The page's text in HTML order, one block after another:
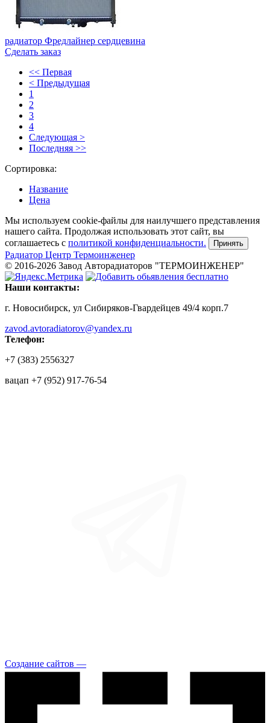
радиатор Фредлайнер сердцевина
Сделать заказ
<< Первая
< Предыдущая
1
2
3
4
Следующая >
Последняя >>
Сортировка:
Название
Цена
Мы используем cookie-файлы для наилучшего представления
нашего сайта. Продолжая использовать этот сайт, вы
соглашаетесь c политикой конфиденциальности. Принять
Радиатор Центр Термоинженер
© 2016-2026 Завод Авторадиаторов "ТЕРМОИНЖЕНЕР"
Наши контакты:
г. Новосибирск, ул Сибиряков-Гвардейцев 49/4 корп.7
zavod.avtoradiatorov@yandex.ru
Телефон:
+7 (383) 2556327
вацап +7 (952) 917-76-54
Создание сайтов —